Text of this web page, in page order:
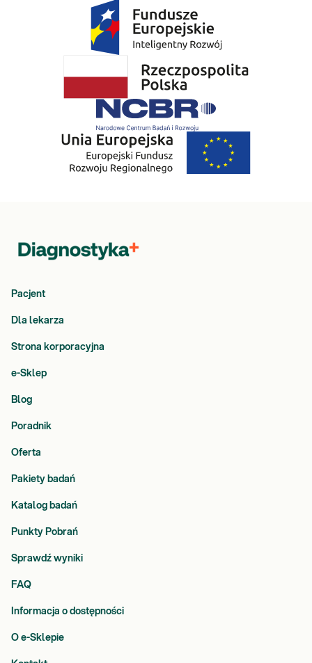
Pacjent
Dla lekarza
Strona korporacyjna
e-Sklep
Blog
Poradnik
Oferta
Pakiety badań
Katalog badań
Punkty Pobrań
Sprawdź wyniki
FAQ
Informacja o dostępności
O e-Sklepie